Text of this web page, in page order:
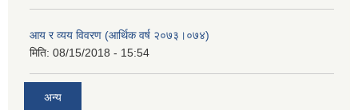
आय र व्यय विवरण (आर्थिक वर्ष २०७३।०७४)
मिति: 08/15/2018 - 15:54
अन्य